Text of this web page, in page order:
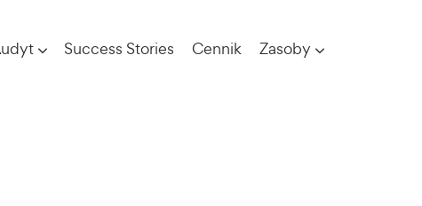
Success Stories Cennik Zasoby